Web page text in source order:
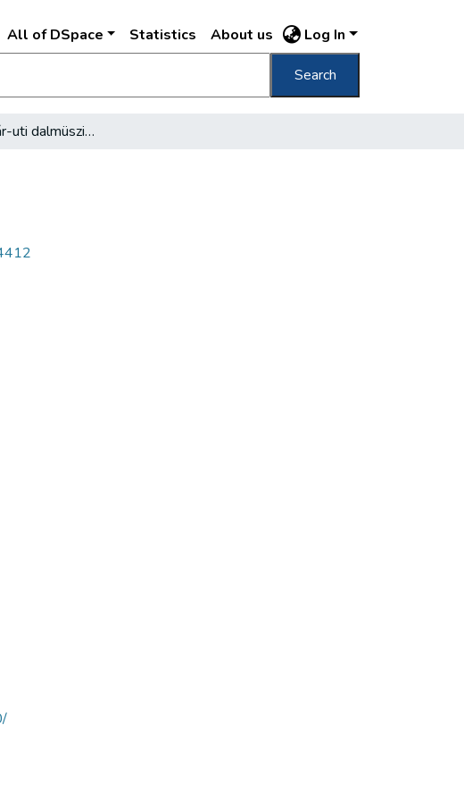
All of DSpace Statistics About us Log In
Search
Jubilál a "sugár-uti dalmüszinház"